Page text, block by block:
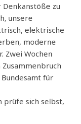
zu
unsere
elektrische
moderne
Zwei Wochen
für
prüfe sich selbst,